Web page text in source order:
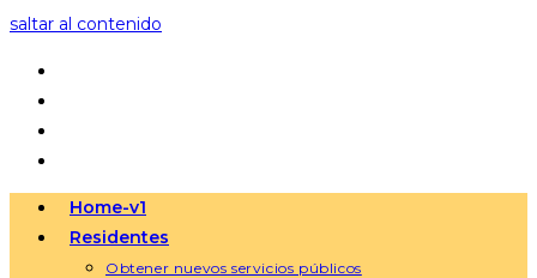
saltar al contenido
Home-v1
Residentes
Obtener nuevos servicios públicos